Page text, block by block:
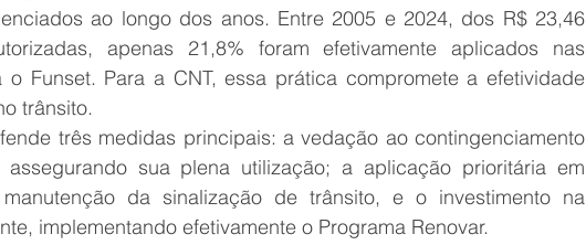
ao longo dos anos. Entre 2005 e 2024, dos R$ 23,46
apenas 21,8% foram efetivamente aplicados nas
Funset. Para a CNT, essa prática compromete a efetividade
trânsito.
três medidas principais: a vedação ao contingenciamento
sua plena utilização; a aplicação prioritária em
da sinalização de trânsito, e o investimento na
implementando efetivamente o Programa Renovar.